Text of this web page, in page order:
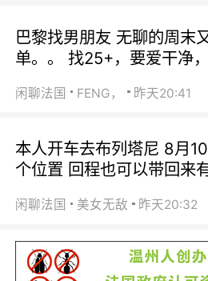
巴黎找男朋友 无聊的周末
单。。 找25+，要爱干净
闲聊法国 FENG， 昨天20:41
本人开车去布列塔尼 8月
个位置 回程也可以带回来
闲聊法国 美女无敌 昨天20:32